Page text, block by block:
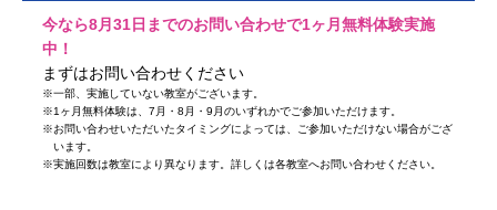
今なら8月31日までのお問い合わせで1ヶ月無料体験実施
中！
まずはお問い合わせください
※一部、実施していない教室がございます。
※1ヶ月無料体験は、7月・8月・9月のいずれかでご参加いただけます。
※お問い合わせいただいたタイミングによっては、ご参加いただけない場合がござ
います。
※実施回数は教室により異なります。詳しくは各教室へお問い合わせください。